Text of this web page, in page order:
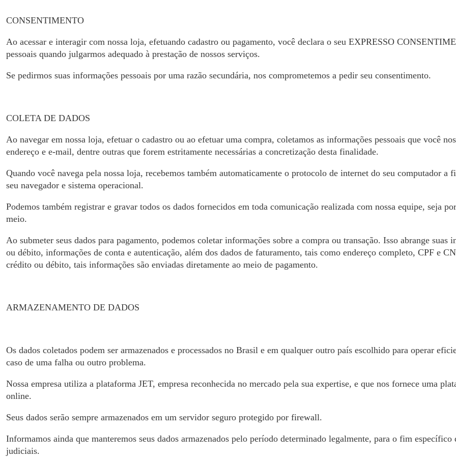
CONSENTIMENTO
Ao acessar e interagir com nossa loja, efetuando cadastro ou pagamento, você declara o seu EXPRESSO
pessoais quando julgarmos adequado à prestação de nossos serviços.
Se pedirmos suas informações pessoais por uma razão secundária, nos comprometemos a pedir seu consentimento.
COLETA DE DADOS
Ao navegar em nossa loja, efetuar o cadastro ou ao efetuar uma compra, coletamos as informações pessoais que você
endereço e e-mail, dentre outras que forem estritamente necessárias a concretização desta finalidade.
Quando você navega pela nossa loja, recebemos também automaticamente o protocolo de internet do seu computador a
seu navegador e sistema operacional.
Podemos também registrar e gravar todos os dados fornecidos em toda comunicação realizada com nossa equipe, seja
meio.
Ao submeter seus dados para pagamento, podemos coletar informações sobre a compra ou transação. Isso abrange
ou débito, informações de conta e autenticação, além dos dados de faturamento, tais como endereço completo, CPF e
crédito ou débito, tais informações são enviadas diretamente ao meio de pagamento.
ARMAZENAMENTO DE DADOS
Os dados coletados podem ser armazenados e processados no Brasil e em qualquer outro país escolhido para operar
caso de uma falha ou outro problema.
Nossa empresa utiliza a plataforma JET, empresa reconhecida no mercado pela sua expertise, e que nos fornece uma
online.
Seus dados serão sempre armazenados em um servidor seguro protegido por firewall.
Informamos ainda que manteremos seus dados armazenados pelo período determinado legalmente, para o fim
judiciais.